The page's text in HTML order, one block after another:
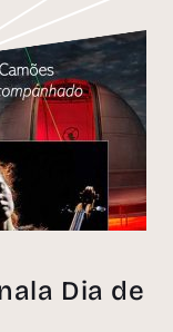
Dia de